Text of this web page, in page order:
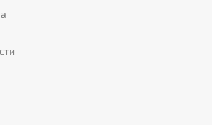
высокие требования
качеством.